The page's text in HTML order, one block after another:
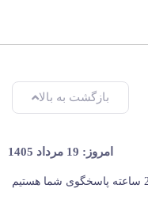
بازگشت به بالا
امروز: 19 مرداد 1405